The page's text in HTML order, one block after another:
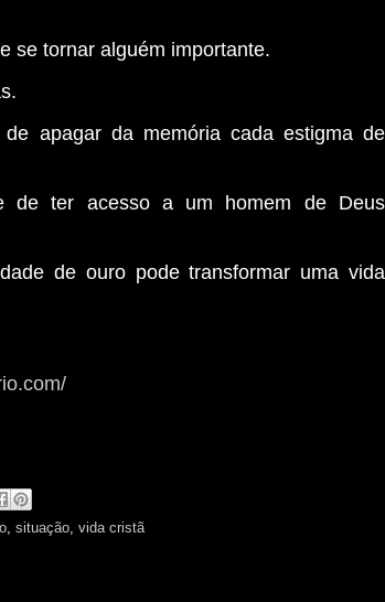
se tornar alguém importante.
apagar da memória cada estigma de
de ter acesso a um homem de Deus
de ouro pode transformar uma vida
, situação, vida cristã